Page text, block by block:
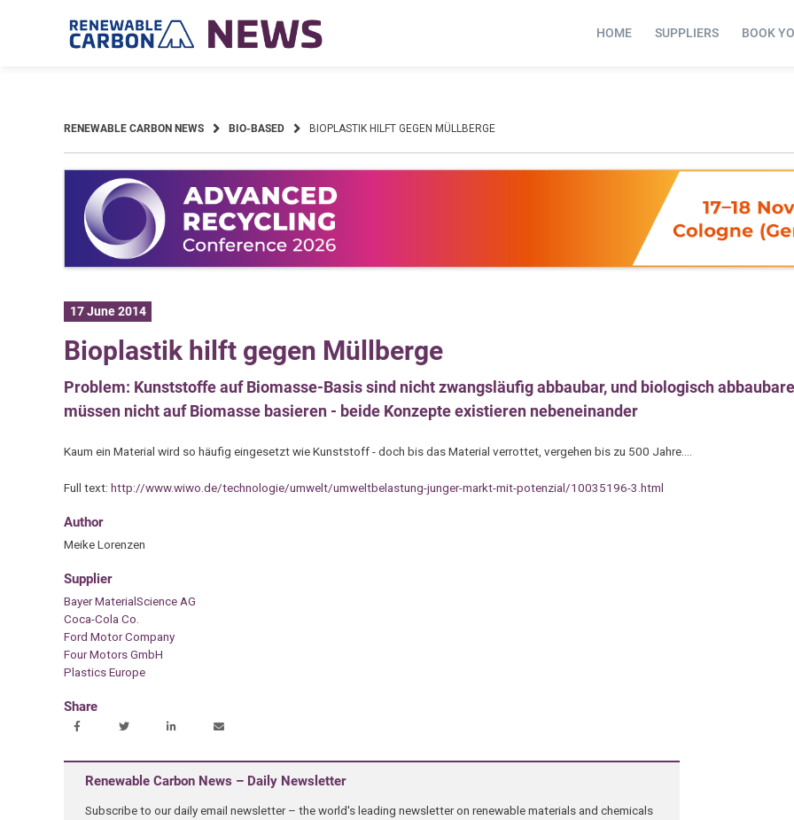
HOME SUPPLIERS BOOK
RENEWABLE CARBON NEWS BIO-BASED BIOPLASTIK HILFT GEGEN MÜLLBERGE
17 June 2014
Bioplastik hilft gegen Müllberge
Problem: Kunststoffe auf Biomasse-Basis sind nicht zwangsläufig abbaubar, und biologisch
müssen nicht auf Biomasse basieren - beide Konzepte existieren nebeneinander
Kaum ein Material wird so häufig eingesetzt wie Kunststoff - doch bis das Material verrottet, vergehen bis zu 500 Jahre.…
Full text: http://www.wiwo.de/technologie/umwelt/umweltbelastung-junger-markt-mit-potenzial/10035196-3.html
Author
Meike Lorenzen
Supplier
Bayer MaterialScience AG
Coca-Cola Co.
Ford Motor Company
Four Motors GmbH
Plastics Europe
Share
Renewable Carbon News – Daily Newsletter
Subscribe to our daily email newsletter – the world's leading newsletter on renewable materials and chemicals